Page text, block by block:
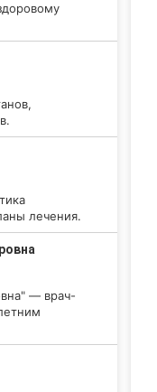
лечения.
— врач-